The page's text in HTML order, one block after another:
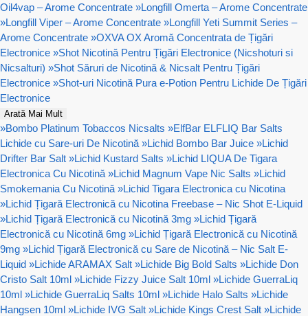
Oil4vap – Arome Concentrate »Longfill Omerta – Arome Concentrate
»Longfill Viper – Arome Concentrate »Longfill Yeti Summit Series –
Arome Concentrate »OXVA OX Aromă Concentrata de Țigări
Electronice »Shot Nicotină Pentru Țigări Electronice (Nicshoturi si
Nicsalturi) »Shot Săruri de Nicotină & Nicsalt Pentru Țigări
Electronice »Shot-uri Nicotină Pura e-Potion Pentru Lichide De Țigări
Electronice
Arată Mai Mult
»Bombo Platinum Tobaccos Nicsalts »ElfBar ELFLIQ Bar Salts
Lichide cu Sare-uri De Nicotină »Lichid Bombo Bar Juice »Lichid
Drifter Bar Salt »Lichid Kustard Salts »Lichid LIQUA De Tigara
Electronica Cu Nicotină »Lichid Magnum Vape Nic Salts »Lichid
Smokemania Cu Nicotină »Lichid Tigara Electronica cu Nicotina
»Lichid Țigară Electronică cu Nicotina Freebase – Nic Shot E-Liquid
»Lichid Țigară Electronică cu Nicotină 3mg »Lichid Țigară
Electronică cu Nicotină 6mg »Lichid Țigară Electronică cu Nicotină
9mg »Lichid Țigară Electronică cu Sare de Nicotină – Nic Salt E-
Liquid »Lichide ARAMAX Salt »Lichide Big Bold Salts »Lichide Don
Cristo Salt 10ml »Lichide Fizzy Juice Salt 10ml »Lichide GuerraLiq
10ml »Lichide GuerraLiq Salts 10ml »Lichide Halo Salts »Lichide
Hangsen 10ml »Lichide IVG Salt »Lichide Kings Crest Salt »Lichide